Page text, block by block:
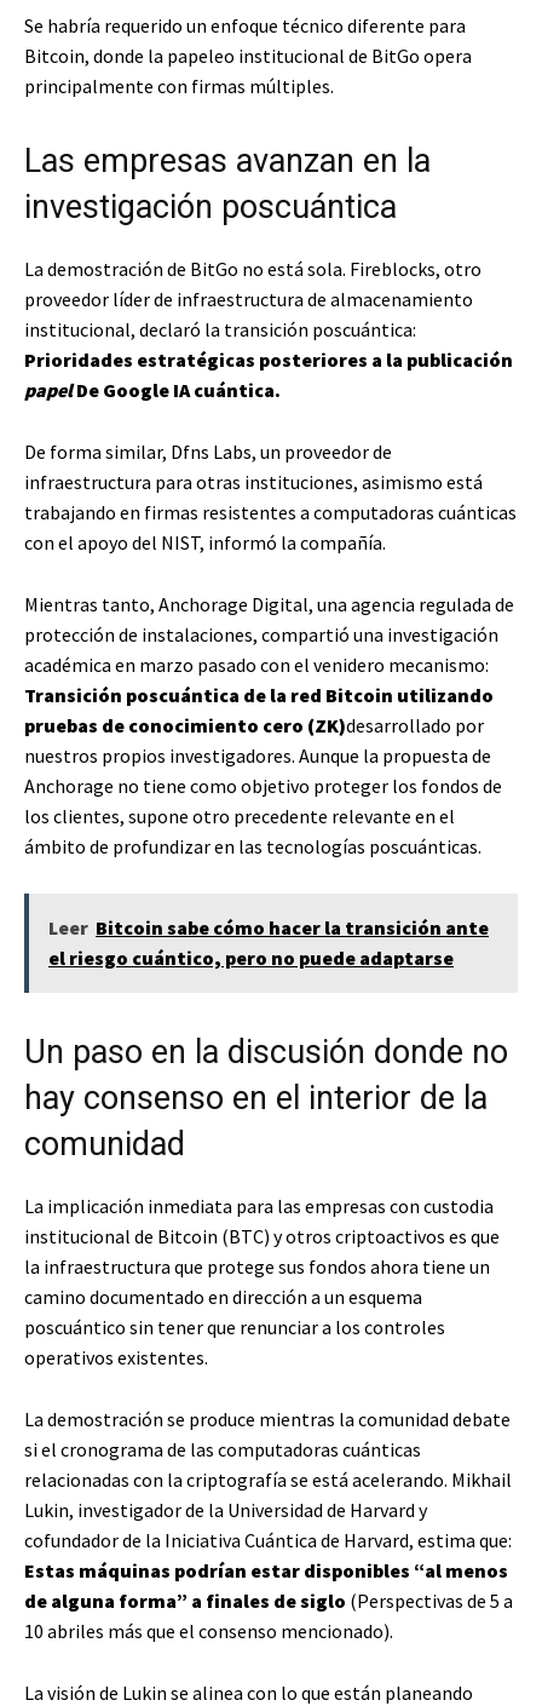
Se habría requerido un enfoque técnico diferente para
Bitcoin, donde la papeleo institucional de BitGo opera
principalmente con firmas múltiples.
Las empresas avanzan en la
investigación poscuántica
La demostración de BitGo no está sola. Fireblocks, otro
proveedor líder de infraestructura de almacenamiento
institucional, declaró la transición poscuántica:
Prioridades estratégicas posteriores a la publicación
papelDe Google IA cuántica.
De forma similar, Dfns Labs, un proveedor de
infraestructura para otras instituciones, asimismo está
trabajando en firmas resistentes a computadoras cuánticas
con el apoyo del NIST, informó la compañía.
Mientras tanto, Anchorage Digital, una agencia regulada de
protección de instalaciones, compartió una investigación
académica en marzo pasado con el venidero mecanismo:
Transición poscuántica de la red Bitcoin utilizando
pruebas de conocimiento cero (ZK)desarrollado por
nuestros propios investigadores. Aunque la propuesta de
Anchorage no tiene como objetivo proteger los fondos de
los clientes, supone otro precedente relevante en el
ámbito de profundizar en las tecnologías poscuánticas.
Leer Bitcoin sabe cómo hacer la transición ante
el riesgo cuántico, pero no puede adaptarse
Un paso en la discusión donde no
hay consenso en el interior de la
comunidad
La implicación inmediata para las empresas con custodia
institucional de Bitcoin (BTC) y otros criptoactivos es que
la infraestructura que protege sus fondos ahora tiene un
camino documentado en dirección a un esquema
poscuántico sin tener que renunciar a los controles
operativos existentes.
La demostración se produce mientras la comunidad debate
si el cronograma de las computadoras cuánticas
relacionadas con la criptografía se está acelerando. Mikhail
Lukin, investigador de la Universidad de Harvard y
cofundador de la Iniciativa Cuántica de Harvard, estima que:
Estas máquinas podrían estar disponibles “al menos
de alguna forma” a finales de siglo (Perspectivas de 5 a
10 abriles más que el consenso mencionado).
La visión de Lukin se alinea con lo que están planeando